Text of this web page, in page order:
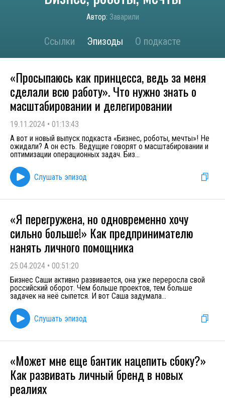
Автор: Заварили
Ссылки Эпизоды О подкасте
«Просыпаюсь как принцесса, ведь за меня
сделали всю работу». Что нужно знать о
масштабировании и делегировании
19.11.2024 • 01:13:43
А вот и новый выпуск подкаста «Бизнес, роботы, мечты»! Не
ожидали? А он есть. Ведущие говорят о масштабировании и
оптимизации операционных задач. Биз...
Слушать эпизод
«Я перегружена, но одновременно хочу
сильно больше!» Как предпринимателю
нанять личного помощника
25.04.2024 • 00:51:20
Бизнес Саши активно развивается, она уже переросла свой
российский оборот. Чем больше проектов, тем больше
задачек на неё сыпется. И вот Саша задумала...
Слушать эпизод
«Может мне еще бантик нацепить сбоку?»
Как развивать личный бренд в новых
реалиях